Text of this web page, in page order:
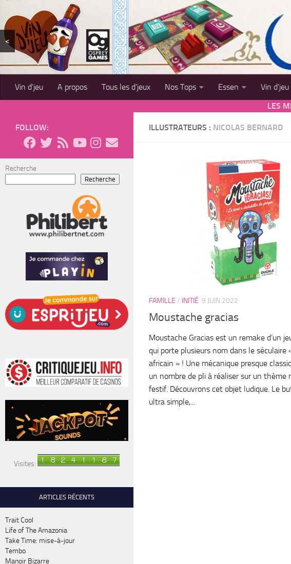
Skip to content
<
Vin d’jeu A propos Tous les d’jeux Nos Tops Essen Vin d’jeu
LES
ILLUSTRATEURS : NICOLAS BERNARD
FAMILLE / INITIÉ 9 JUIN 2022
Moustache gracias
Moustache Gracias est un remake d’un
qui porte plusieurs nom dans le séculaire
africain » ! Une mécanique presque
un nombre de pli à réaliser sur un thème
festif. Découvrons cet objet ludique. Le
ultra simple,...
FOLLOW:
Recherche
Recherche
Visites:
ARTICLES RÉCENTS
Trait Cool
Life of The Amazonia
Take Time: mise-à-jour
Tembo
Manoir Bizarre